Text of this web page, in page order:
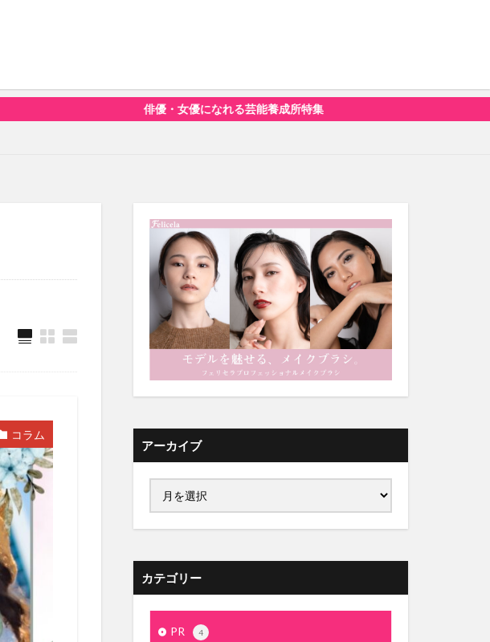
俳優・女優になれる芸能養成所特集
コラム
アーカイブ
カテゴリー
PR 4